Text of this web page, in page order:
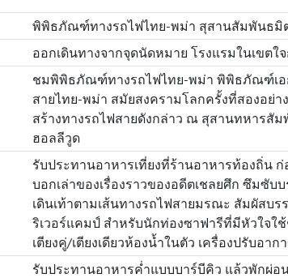
พิพิธภัณฑ์ทางรถไฟไทย-พม่า สุสานสัมพันธมิ
ออกเดินทางจากจุดนัดหมาย โรงแรมในเขต
ชมพิพิธภัณฑ์ทางรถไฟไทย-พม่า พิพิธภัณฑ์เอก
สายไทย-พม่า สมัยสงครามโลกครั้งที่สองอย่
สร้างทางรถไฟสายดังกล่าว ณ สุสานทหาร
ฮอลลีวูด
รับประทานอาหารเที่ยงที่ร้านอาหารท้องถิ่
บอกเล่าของเรื่องราวของอดีตเชลยศึก ซึมซั
เดินเท้าตามเส้นทางรถไฟสายมรณะ สัมผัสบ
ริเวอร์แคมป์ สำหรับนักท่องซาฟารีที่มีหัวใจ
เตียงคู่/เตียงเดียวห้องน้ำในตัว เครื่องปรับอ
รับประทานอาหารค่ำแบบบาร์บีคิว แล้วพักผ่